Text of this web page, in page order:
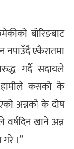
बोरिङबाट
नपाउँदै एकैरातमा
गर्दै सदायले
कसको के
अन्नको के दोष
वर्षदिन खाने अन्न
गरे ।”